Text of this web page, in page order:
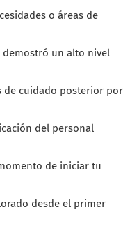
o áreas de
demostró un alto nivel
de cuidado posterior por
del personal
de iniciar tu
desde el primer